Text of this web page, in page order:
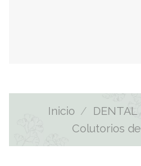
Inicio / DENTAL
Colutorios